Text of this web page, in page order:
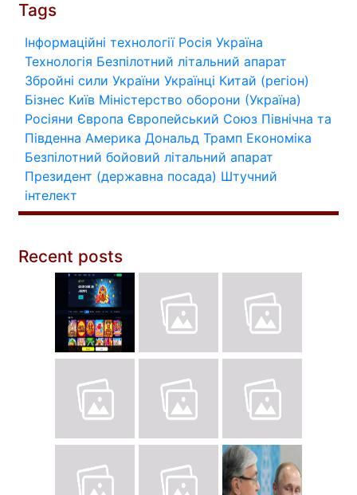
Tags
Інформаційні технології Росія Україна
Технологія Безпілотний літальний апарат
Збройні сили України Українці Китай (регіон)
Бізнес Київ Міністерство оборони (Україна)
Росіяни Європа Європейський Союз Північна та
Південна Америка Дональд Трамп Економіка
Безпілотний бойовий літальний апарат
Президент (державна посада) Штучний
інтелект
Recent posts